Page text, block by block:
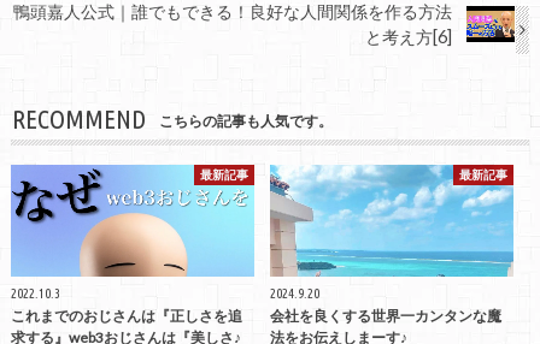
鴨頭嘉人公式｜誰でもできる！良好な人間関係を作る方法
と考え方[6]
RECOMMEND こちらの記事も人気です。
最新記事
2022.10.3
これまでのおじさんは『正しさを追
求する』web3おじさんは『美しさ♪
最新記事
2024.9.20
会社を良くする世界一カンタンな魔
法をお伝えしまーす♪